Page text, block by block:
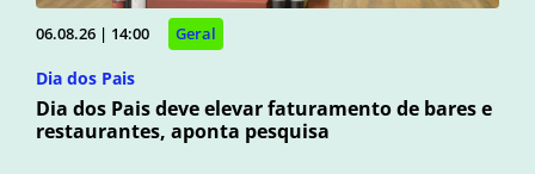
06.08.26 | 14:00 Geral
Dia dos Pais
Dia dos Pais deve elevar faturamento de bares e
restaurantes, aponta pesquisa